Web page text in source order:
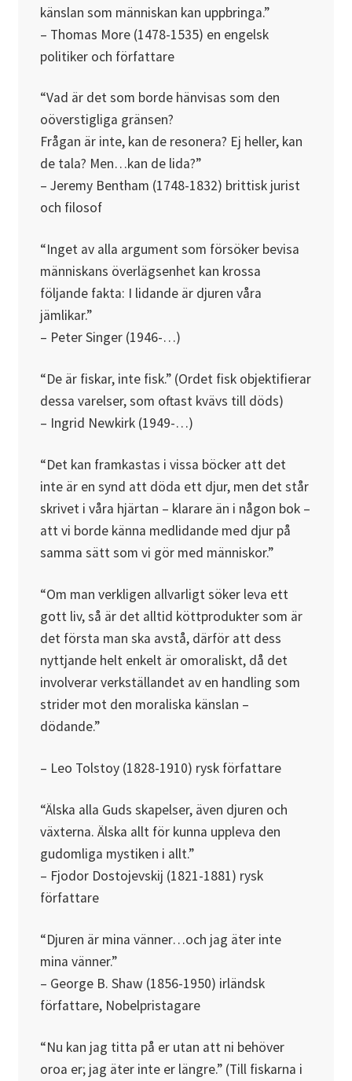
känslan som människan kan uppbringa.”
– Thomas More (1478-1535) en engelsk
politiker och författare
“Vad är det som borde hänvisas som den
oöverstigliga gränsen?
Frågan är inte, kan de resonera? Ej heller, kan
de tala? Men…kan de lida?”
– Jeremy Bentham (1748-1832) brittisk jurist
och filosof
“Inget av alla argument som försöker bevisa
människans överlägsenhet kan krossa
följande fakta: I lidande är djuren våra
jämlikar.”
– Peter Singer (1946-…)
“De är fiskar, inte fisk.” (Ordet fisk objektifierar
dessa varelser, som oftast kvävs till döds)
– Ingrid Newkirk (1949-…)
“Det kan framkastas i vissa böcker att det
inte är en synd att döda ett djur, men det står
skrivet i våra hjärtan – klarare än i någon bok –
att vi borde känna medlidande med djur på
samma sätt som vi gör med människor.”
“Om man verkligen allvarligt söker leva ett
gott liv, så är det alltid köttprodukter som är
det första man ska avstå, därför att dess
nyttjande helt enkelt är omoraliskt, då det
involverar verkställandet av en handling som
strider mot den moraliska känslan –
dödande.”
– Leo Tolstoy (1828-1910) rysk författare
“Älska alla Guds skapelser, även djuren och
växterna. Älska allt för kunna uppleva den
gudomliga mystiken i allt.”
– Fjodor Dostojevskij (1821-1881) rysk
författare
“Djuren är mina vänner…och jag äter inte
mina vänner.”
– George B. Shaw (1856-1950) irländsk
författare, Nobelpristagare
“Nu kan jag titta på er utan att ni behöver
oroa er; jag äter inte er längre.” (Till fiskarna i